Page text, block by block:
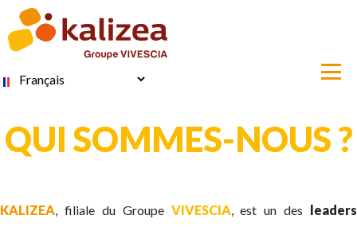
Aller
contenu
principal
Select
QUI SOMMES-NOUS ?
KALIZEA, filiale du Groupe VIVESCIA, est un des leaders